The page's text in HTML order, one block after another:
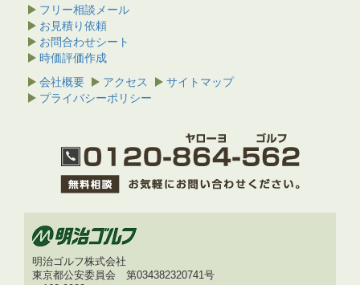
フリー相談メール
お見積り依頼
お問合わせシート
時価評価作成
会社概要
アクセス
サイトマップ
プライバシーポリシー
明治ゴルフ株式会社
東京都公安委員会 第034382320741号